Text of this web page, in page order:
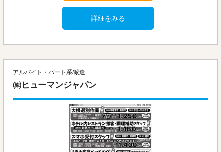
詳細をみる
アルバイト・パート系/派遣
㈱ヒューマンジャパン